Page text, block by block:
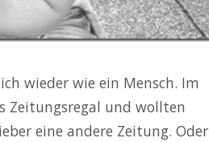
wieder wie ein Mensch. Im
Zeitungsregal und wollten
eine andere Zeitung. Oder